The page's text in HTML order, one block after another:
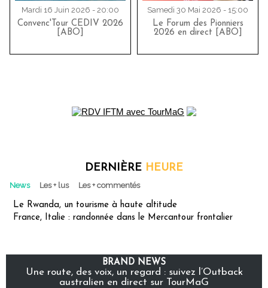
Mardi 16 Juin 2026 - 20:00
Convenc'Tour CEDIV 2026
[ABO]
Samedi 30 Mai 2026 - 15:00
Le Forum des Pionniers
2026 en direct [ABO]
DERNIÈRE HEURE
News Les + lus Les + commentés
Le Rwanda, un tourisme à haute altitude
France, Italie : randonnée dans le Mercantour frontalier
BRAND NEWS
Une route, des voix, un regard : suivez l’Outback
australien en direct sur TourMaG